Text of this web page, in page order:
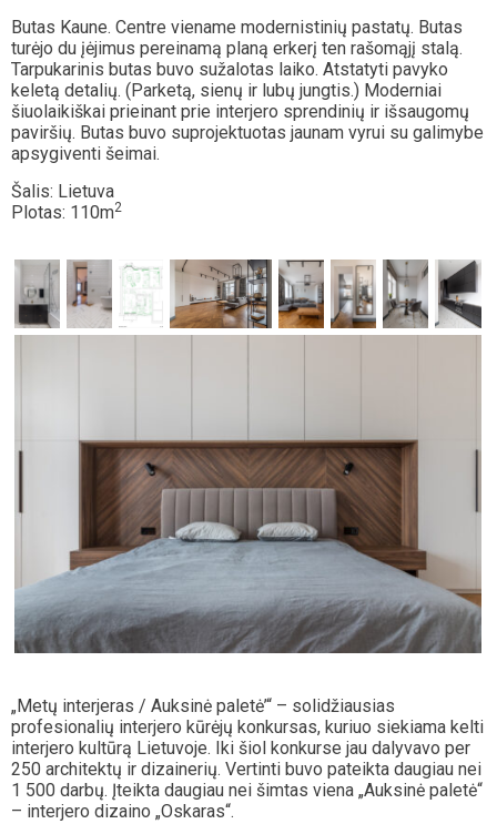
Butas Kaune. Centre viename modernistinių pastatų. Butas
turėjo du įėjimus pereinamą planą erkerį ten rašomąjį stalą.
Tarpukarinis butas buvo sužalotas laiko. Atstatyti pavyko
keletą detalių. (Parketą, sienų ir lubų jungtis.) Moderniai
šiuolaikiškai prieinant prie interjero sprendinių ir išsaugomų
paviršių. Butas buvo suprojektuotas jaunam vyrui su galimybe
apsygiventi šeimai.
Šalis: Lietuva
Plotas: 110m2
„Metų interjeras / Auksinė paletė’“ – solidžiausias
profesionalių interjero kūrėjų konkursas, kuriuo siekiama kelti
interjero kultūrą Lietuvoje. Iki šiol konkurse jau dalyvavo per
250 architektų ir dizainerių. Vertinti buvo pateikta daugiau nei
1 500 darbų. Įteikta daugiau nei šimtas viena „Auksinė paletė“
– interjero dizaino „Oskaras“.